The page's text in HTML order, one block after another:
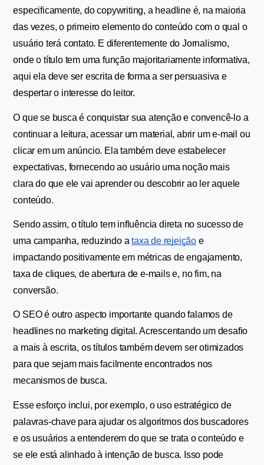
especificamente, do copywriting, a headline é, na maioria
das vezes, o primeiro elemento do conteúdo com o qual o
usuário terá contato. E diferentemente do Jornalismo,
onde o título tem uma função majoritariamente informativa,
aqui ela deve ser escrita de forma a ser persuasiva e
despertar o interesse do leitor.
O que se busca é conquistar sua atenção e convencê-lo a
continuar a leitura, acessar um material, abrir um e-mail ou
clicar em um anúncio. Ela também deve estabelecer
expectativas, fornecendo ao usuário uma noção mais
clara do que ele vai aprender ou descobrir ao ler aquele
conteúdo.
Sendo assim, o título tem influência direta no sucesso de
uma campanha, reduzindo a taxa de rejeição e
impactando positivamente em métricas de engajamento,
taxa de cliques, de abertura de e-mails e, no fim, na
conversão.
O SEO é outro aspecto importante quando falamos de
headlines no marketing digital. Acrescentando um desafio
a mais à escrita, os títulos também devem ser otimizados
para que sejam mais facilmente encontrados nos
mecanismos de busca.
Esse esforço inclui, por exemplo, o uso estratégico de
palavras-chave para ajudar os algoritmos dos buscadores
e os usuários a entenderem do que se trata o conteúdo e
se ele está alinhado à intenção de busca. Isso pode